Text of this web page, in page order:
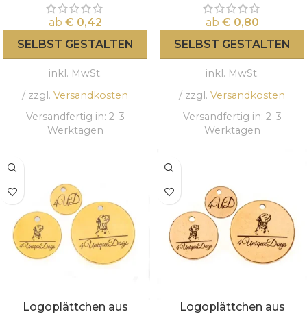
ab € 0,42
SELBST GESTALTEN
inkl. MwSt.
/ zzgl. Versandkosten
Versandfertig in: 2-3
Werktagen
ab € 0,80
SELBST GESTALTEN
inkl. MwSt.
/ zzgl. Versandkosten
Versandfertig in: 2-3
Werktagen
Logoplättchen aus
Logoplättchen aus